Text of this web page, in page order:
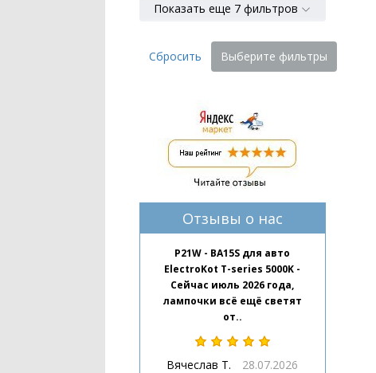
Показать еще 7 фильтров
Сбросить Выберите фильтры
Отзывы о нас
P21W - BA15S для авто
ElectroKot T-series 5000K -
Сейчас июль 2026 года,
лампочки всё ещё светят
от..
Вячеслав Т. 28.07.2026